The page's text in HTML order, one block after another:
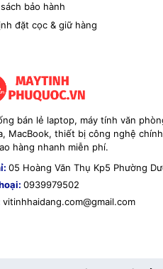
bảo hành
đặt cọc & giữ hàng
bán lẻ laptop, máy tính văn
MacBook, thiết bị công nghệ
hàng nhanh miễn phí.
05 Hoàng Văn Thụ Kp5 Phường
0939979502
vitinhhaidang.com@gmail.com